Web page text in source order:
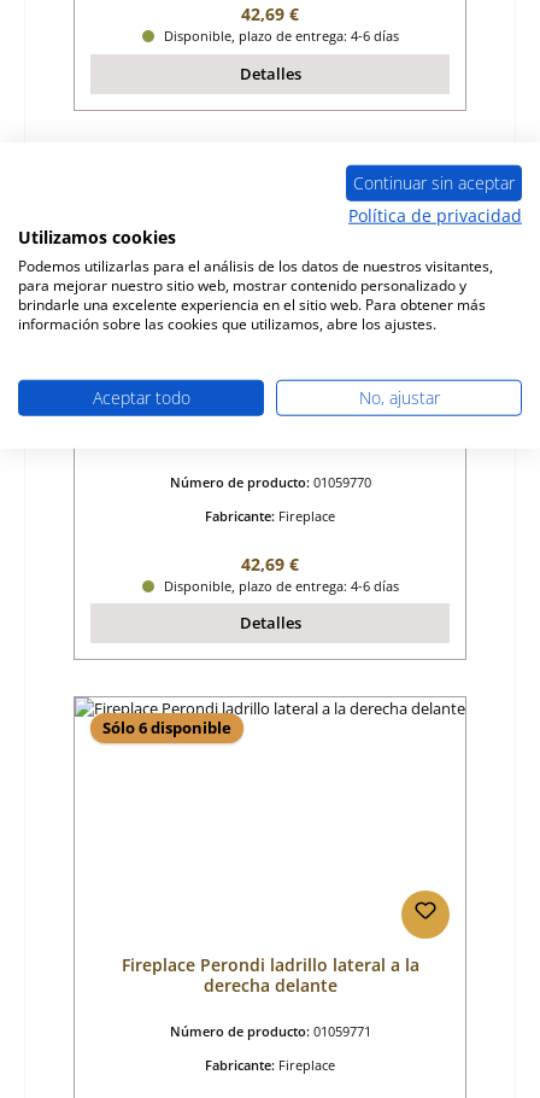
Precio normal:
42,69 €
Disponible, plazo de entrega: 4-6 días
Detalles
Fireplace Perondi ladrillo lateral a la
Número de producto: 01059770
Fabricante: Fireplace
Precio normal:
42,69 €
Disponible, plazo de entrega: 4-6 días
Detalles
Sólo 6 disponible
Fireplace Perondi ladrillo lateral a la
derecha delante
Número de producto: 01059771
Fabricante: Fireplace
Continuar sin aceptar
Política de privacidad
Utilizamos cookies
Podemos utilizarlas para el análisis de los datos de nuestros visitantes,
para mejorar nuestro sitio web, mostrar contenido personalizado y
brindarle una excelente experiencia en el sitio web. Para obtener más
información sobre las cookies que utilizamos, abre los ajustes.
Aceptar todo No, ajustar